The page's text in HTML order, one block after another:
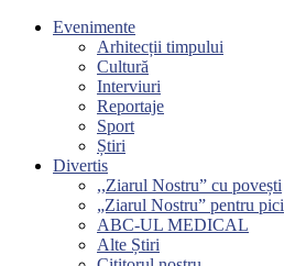
Evenimente
Arhitecții timpului
Cultură
Interviuri
Reportaje
Sport
Știri
Divertis
,,Ziarul Nostru” cu povești
„Ziarul Nostru” pentru pici
ABC-UL MEDICAL
Alte Știri